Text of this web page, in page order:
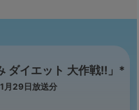
ダイエット 大作戦!!」*
月29日放送分